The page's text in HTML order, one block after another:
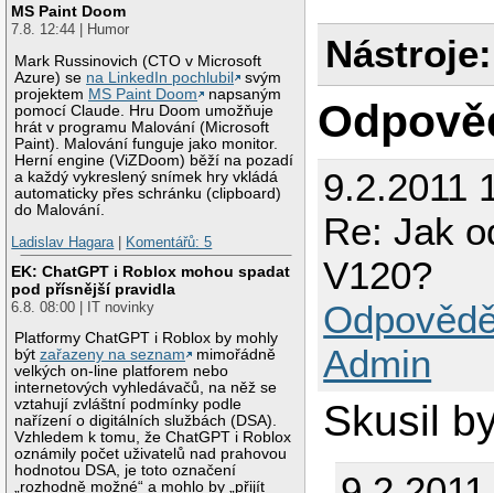
MS Paint Doom
7.8. 12:44 | Humor
Mark Russinovich (CTO v Microsoft
Azure) se na LinkedIn pochlubil
svým
projektem MS Paint Doom
napsaným
pomocí Claude. Hru Doom umožňuje
hrát v programu Malování (Microsoft
Paint). Malování funguje jako monitor.
Herní engine (ViZDoom) běží na pozadí
a každý vykreslený snímek hry vkládá
automaticky přes schránku (clipboard)
do Malování.
Ladislav Hagara| Komentářů: 5
EK: ChatGPT i Roblox mohou spadat
pod přísnější pravidla
6.8. 08:00 | IT novinky
Platformy ChatGPT i Roblox by mohly
býtzařazeny na seznam
mimořádně
velkých on-line platforem nebo
internetových vyhledávačů, na něž se
vztahují zvláštní podmínky podle
nařízení o digitálních službách (DSA).
Vzhledem k tomu, že ChatGPT i Roblox
oznámily počet uživatelů nad prahovou
hodnotou DSA, je toto označení
„rozhodně možné“ a mohlo by „přijít
Nástroje:
9.2.2011
Re: Jak
V120?
Admin
Skusil